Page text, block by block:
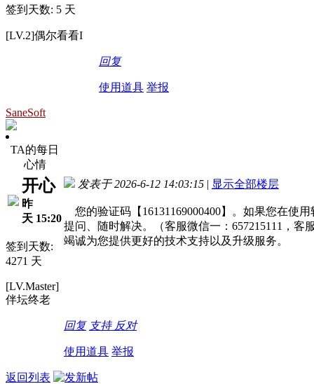
签到天数: 5 天
[LV.2]偶尔看看I
回复
使用道具 举报
SaneSoft
TA的每日
心情
开心
昨
天 15:20
签到天数:
4271 天
[LV.Master]
伴坛终老
发表于 2026-6-12 14:03:15 | 显示全部楼层
您的验证码【16131169000400】。如果您在使
提问、随时解决。（客服微信一：657215111，客
竭诚为您提供更好的技术支持以及升级服务。
回复 支持 反对
使用道具 举报
返回列表